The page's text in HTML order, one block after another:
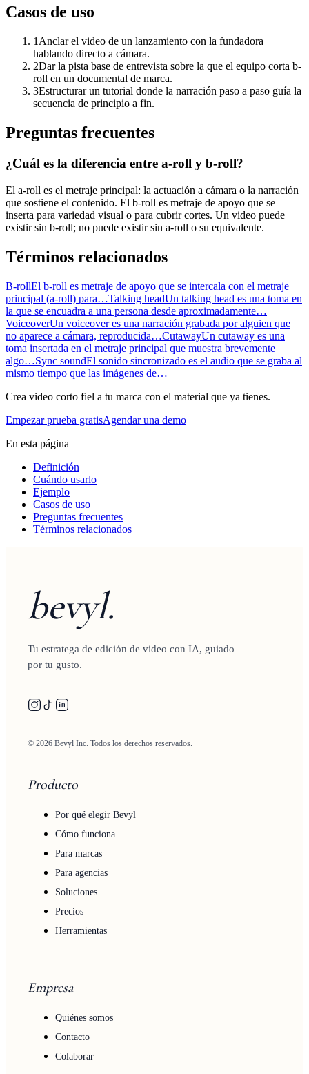
Casos de uso
1 Anclar el video de un lanzamiento con la fundadora
hablando directo a cámara.
2Dar la pista base de entrevista sobre la que el equipo corta b-
roll en un documental de marca.
3Estructurar un tutorial donde la narración paso a paso guía la
secuencia de principio a fin.
Preguntas frecuentes
¿Cuál es la diferencia entre a-roll y b-roll?
El a-roll es el metraje principal: la actuación a cámara o la narración
que sostiene el contenido. El b-roll es metraje de apoyo que se
inserta para variedad visual o para cubrir cortes. Un video puede
existir sin b-roll; no puede existir sin a-roll o su equivalente.
Términos relacionados
B-rollEl b-roll es metraje de apoyo que se intercala con el metraje
principal (a-roll) para…Talking headUn talking head es una toma en
la que se encuadra a una persona desde aproximadamente…
VoiceoverUn voiceover es una narración grabada por alguien que
no aparece a cámara, reproducida…CutawayUn cutaway es una
toma insertada en el metraje principal que muestra brevemente
algo…Sync soundEl sonido sincronizado es el audio que se graba al
mismo tiempo que las imágenes de…
Crea video corto fiel a tu marca con el material que ya tienes.
Empezar prueba gratisAgendar una demo
En esta página
Definición
Cuándo usarlo
Ejemplo
Casos de uso
Preguntas frecuentes
Términos relacionados
bevyl.
Tu estratega de edición de video con IA, guiado
por tu gusto.
© 2026 Bevyl Inc. Todos los derechos reservados.
Producto
Por qué elegir Bevyl
Cómo funciona
Para marcas
Para agencias
Soluciones
Precios
Herramientas
Empresa
Quiénes somos
Contacto
Colaborar